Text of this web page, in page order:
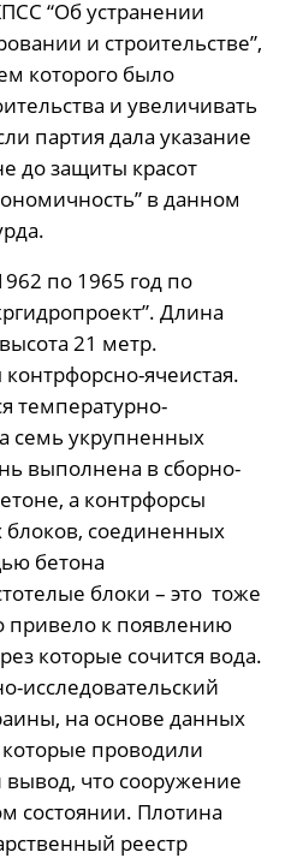
“Об устранении
и строительстве”,
которого было
и увеличивать
партия дала указание
до защиты красот
в данном
по 1965 год по
Длина
21 метр.
ячеистая.
температурно-
cемь укрупненных
выполнена в сборно-
а контрфорсы
блоков, соединенных
бетона
блоки – это тоже
привело к появлению
которые сочится вода.
исследовательский
на основе данных
которые проводили
вывод, что сооружение
состоянии. Плотина
реестр